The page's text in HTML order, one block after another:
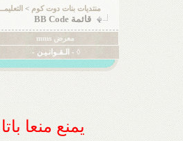
منتديات بنات دوت كوم >
قائمة BB Code
معرض mms
◊ - الـقـوانـيـن -
يمنع منعا